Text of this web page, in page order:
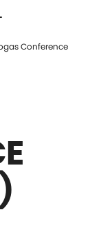
Conference